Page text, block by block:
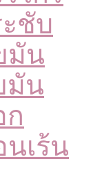
ชับ
มัน
มัน
ก
เร้น